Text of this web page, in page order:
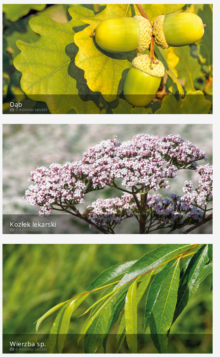
Dąb
Kozłek lekarski
Wierzba sp.